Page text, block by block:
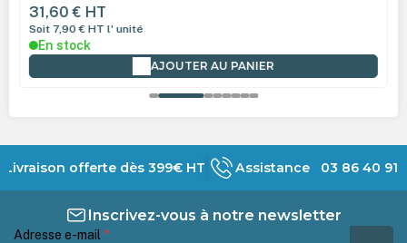
31,60 € HT
Soit 7,90 € HT l' unité
En stock
AJOUTER AU PANIER
Livraison offerte dès 399€ HT Assistance 03 86 40 91
Inscrivez-vous à notre newsletter
Adresse e-mail *